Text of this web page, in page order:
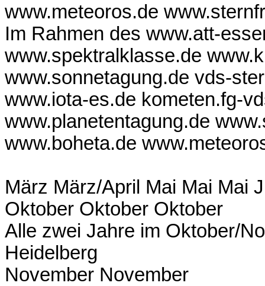
www.meteoros.de
Im Rahmen des www.att-
www.spektralklasse.de
www.sonnetagung.de vds-
www.iota-es.de kometen.fg-
www.planetentagung.de
www.boheta.de
März März/April Mai Mai Mai
Oktober Oktober Oktober
Alle zwei Jahre im Oktober/
Heidelberg
November November